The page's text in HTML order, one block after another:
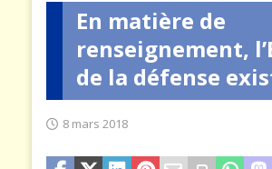
En matière de
renseignement,
de la défense
8 mars 2018